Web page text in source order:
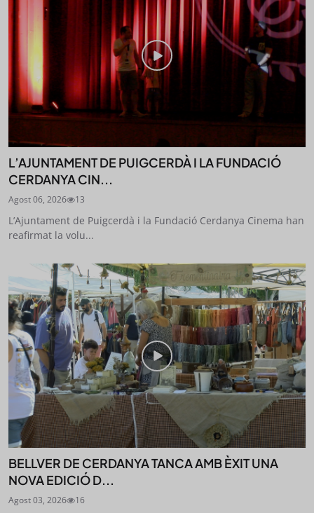
L’AJUNTAMENT DE PUIGCERDÀ I LA FUNDACIÓ
CERDANYA CIN...
Agost 06, 2026 13
L’Ajuntament de Puigcerdà i la Fundació Cerdanya Cinema han
reafirmat la volu...
BELLVER DE CERDANYA TANCA AMB ÈXIT UNA
NOVA EDICIÓ D...
Agost 03, 2026 16